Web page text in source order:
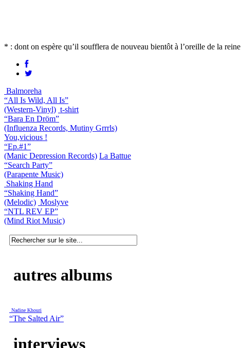
* : dont on espère qu’il soufflera de nouveau bientôt à l’oreille de la reine
Balmoreha
“All Is Wild, All Is”
(Western-Vinyl) t-shirt
“Bara En Dröm”
(Influenza Records, Mutiny Grrrls)
You,vicious !
“Ep.#1”
(Manic Depression Records) La Battue
“Search Party”
(Parapente Music)
Shaking Hand
“Shaking Hand”
(Melodic) Moslyve
“NTL REV EP”
(Mind Riot Music)
autres albums
Nadine Khouri
“The Salted Air”
interviews